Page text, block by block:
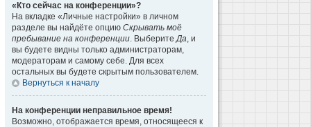
«Кто сейчас на конференции»?
На вкладке «Личные настройки» в личном
разделе вы найдёте опцию Скрывать моё
пребывание на конференции. ВыберитеДа, и
вы будете видны только администраторам,
модераторам и самому себе. Для всех
остальных вы будете скрытым пользователем.
Вернуться к началу
На конференции неправильное время!
Возможно, отображается время, относящееся к